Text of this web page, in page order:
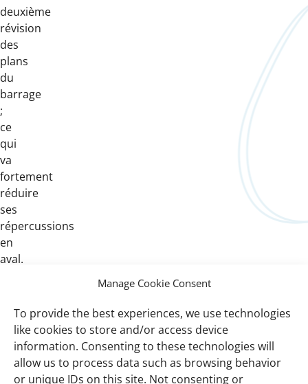
Manage Cookie Consent
To provide the best experiences, we use technologies
like cookies to store and/or access device
information. Consenting to these technologies will
allow us to process data such as browsing behavior
or unique IDs on this site. Not consenting or
deuxième
révision
des
plans
du
barrage
;
ce
qui
va
fortement
réduire
ses
répercussions
en
aval.
Important
links
Wetlands International Afrique Côte
Occidentale et Golfe de Guinée
Ressources